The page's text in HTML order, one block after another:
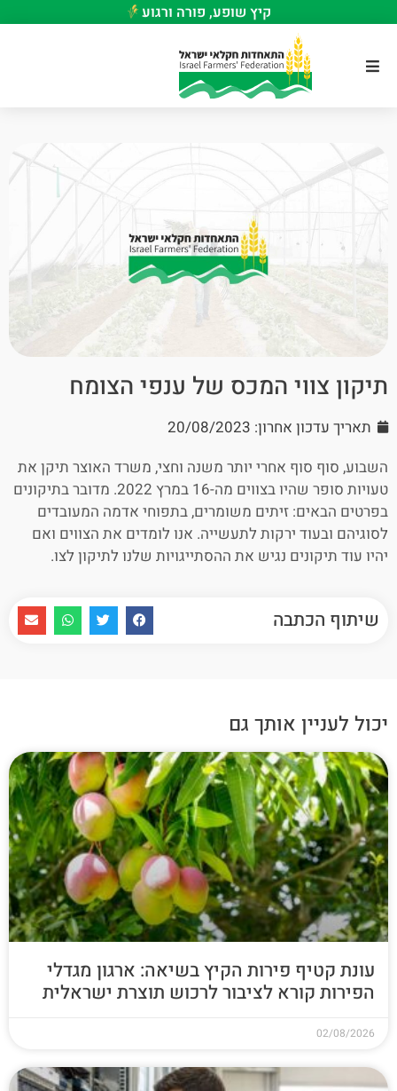
קיץ שופע, פורה ורגוע
תיקון צווי המכס של ענפי הצומח
תאריך עדכון אחרון: 20/08/2023
השבוע, סוף סוף אחרי יותר משנה וחצי, משרד האוצר תיקן את
טעויות סופר שהיו בצווים מה-16 במרץ 2022. מדובר בתיקונים
בפרטים הבאים: זיתים משומרים, בתפוחי אדמה המעובדים
לסוגיהם ובעוד ירקות לתעשייה. אנו לומדים את הצווים ואם
יהיו עוד תיקונים נגיש את ההסתייגויות שלנו לתיקון לצו.
שיתוף הכתבה
יכול לעניין אותך גם
עונת קטיף פירות הקיץ בשיאה: ארגון מגדלי
הפירות קורא לציבור לרכוש תוצרת ישראלית
02/08/2026